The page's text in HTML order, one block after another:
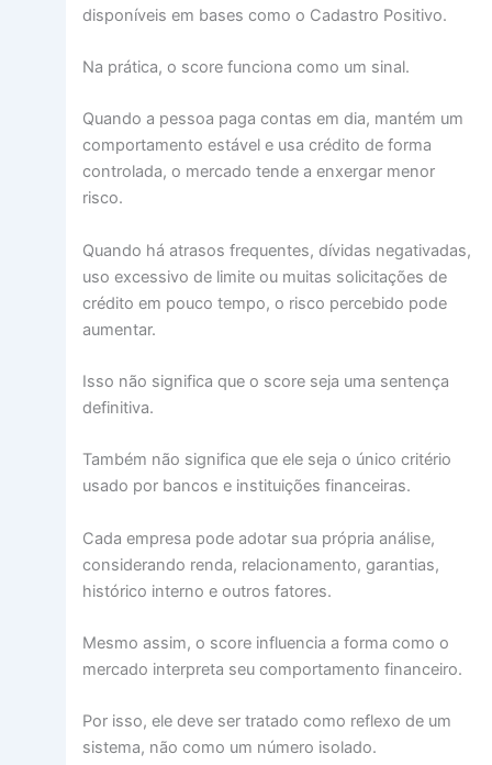
disponíveis em bases como o Cadastro Positivo.
Na prática, o score funciona como um sinal.
Quando a pessoa paga contas em dia, mantém um
comportamento estável e usa crédito de forma
controlada, o mercado tende a enxergar menor
risco.
Quando há atrasos frequentes, dívidas negativadas,
uso excessivo de limite ou muitas solicitações de
crédito em pouco tempo, o risco percebido pode
aumentar.
Isso não significa que o score seja uma sentença
definitiva.
Também não significa que ele seja o único critério
usado por bancos e instituições financeiras.
Cada empresa pode adotar sua própria análise,
considerando renda, relacionamento, garantias,
histórico interno e outros fatores.
Mesmo assim, o score influencia a forma como o
mercado interpreta seu comportamento financeiro.
Por isso, ele deve ser tratado como reflexo de um
sistema, não como um número isolado.